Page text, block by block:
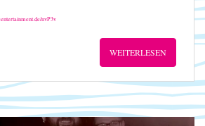
nvP3v
WEITERLESEN